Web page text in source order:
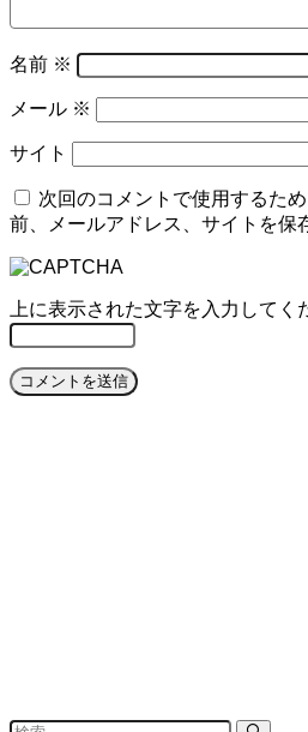
名前 ※
メール ※
サイト
次回のコメントで使用するた
前、メールアドレス、サイトを保
上に表示された文字を入力してく